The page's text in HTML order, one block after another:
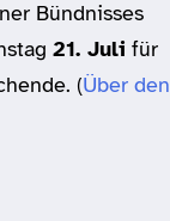
Bündnisses
21. Juli für
(Über den